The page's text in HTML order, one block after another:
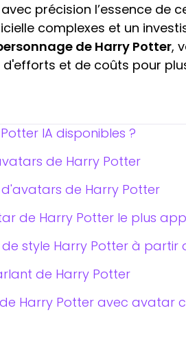
précision l’essence de
complexes et un
de Harry Potter,
et de coûts pour
IA disponibles ?
de Harry Potter
de Harry Potter
de Harry Potter le plus
style Harry Potter à partir
de Harry Potter
Harry Potter avec avatar